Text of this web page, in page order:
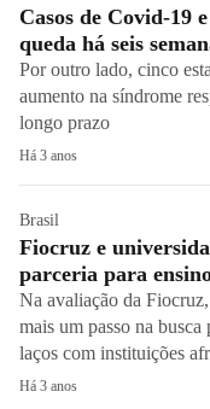
Casos de Covid-19
queda há seis
Por outro lado, cinco
aumento na síndrome
longo prazo
Há 3 anos
Brasil
Fiocruz e
parceria para
Na avaliação da
mais um passo na busca
laços com instituições
Há 3 anos